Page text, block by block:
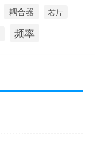
耦合器 芯片
频率